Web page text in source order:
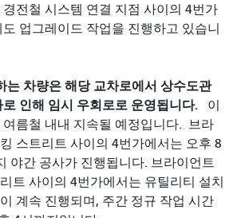
전철 시스템 연결 지점 사이의 4번가
업그레이드 작업을 진행하고 있습니
는 차량은 해당 교차로에서 상수도관
인해 임시 우회로로 운영됩니다. 이
름철 내내 지속될 예정입니다. 브라
스트리트 사이의 4번가에서는 오후 8
야간 공사가 진행됩니다. 브라이언트
트 사이의 4번가에서는 유틸리티 설치
계속 진행되며, 주간 정규 작업 시간